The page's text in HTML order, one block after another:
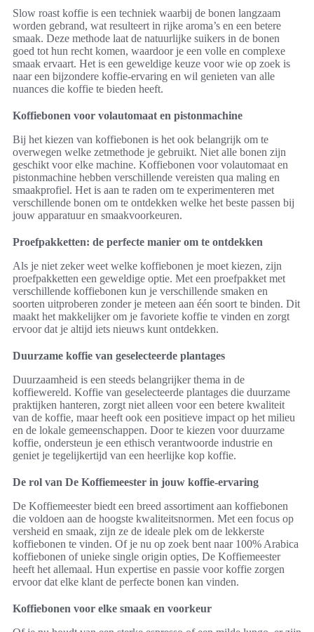
Slow roast koffie is een techniek waarbij de bonen langzaam
worden gebrand, wat resulteert in rijke aroma’s en een betere
smaak. Deze methode laat de natuurlijke suikers in de bonen
goed tot hun recht komen, waardoor je een volle en complexe
smaak ervaart. Het is een geweldige keuze voor wie op zoek is
naar een bijzondere koffie-ervaring en wil genieten van alle
nuances die koffie te bieden heeft.
Koffiebonen voor volautomaat en pistonmachine
Bij het kiezen van koffiebonen is het ook belangrijk om te
overwegen welke zetmethode je gebruikt. Niet alle bonen zijn
geschikt voor elke machine. Koffiebonen voor volautomaat en
pistonmachine hebben verschillende vereisten qua maling en
smaakprofiel. Het is aan te raden om te experimenteren met
verschillende bonen om te ontdekken welke het beste passen bij
jouw apparatuur en smaakvoorkeuren.
Proefpakketten: de perfecte manier om te ontdekken
Als je niet zeker weet welke koffiebonen je moet kiezen, zijn
proefpakketten een geweldige optie. Met een proefpakket met
verschillende koffiebonen kun je verschillende smaken en
soorten uitproberen zonder je meteen aan één soort te binden. Dit
maakt het makkelijker om je favoriete koffie te vinden en zorgt
ervoor dat je altijd iets nieuws kunt ontdekken.
Duurzame koffie van geselecteerde plantages
Duurzaamheid is een steeds belangrijker thema in de
koffiewereld. Koffie van geselecteerde plantages die duurzame
praktijken hanteren, zorgt niet alleen voor een betere kwaliteit
van de koffie, maar heeft ook een positieve impact op het milieu
en de lokale gemeenschappen. Door te kiezen voor duurzame
koffie, ondersteun je een ethisch verantwoorde industrie en
geniet je tegelijkertijd van een heerlijke kop koffie.
De rol van De Koffiemeester in jouw koffie-ervaring
De Koffiemeester biedt een breed assortiment aan koffiebonen
die voldoen aan de hoogste kwaliteitsnormen. Met een focus op
versheid en smaak, zijn ze de ideale plek om de lekkerste
koffiebonen te vinden. Of je nu op zoek bent naar 100% Arabica
koffiebonen of unieke single origin opties, De Koffiemeester
heeft het allemaal. Hun expertise en passie voor koffie zorgen
ervoor dat elke klant de perfecte bonen kan vinden.
Koffiebonen voor elke smaak en voorkeur